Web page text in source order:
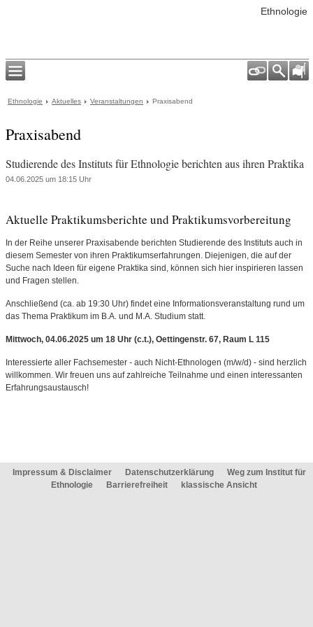
Ethnologie
Ethnologie Aktuelles Veranstaltungen Praxisabend
Praxisabend
Studierende des Instituts für Ethnologie berichten aus ihren Praktika
04.06.2025 um 18:15 Uhr
Aktuelle Praktikumsberichte und Praktikumsvorbereitung
In der Reihe unserer Praxisabende berichten Studierende des Instituts auch in
diesem Semester von ihren Praktikumserfahrungen. Diejenigen, die auf der
Suche nach Ideen für eigene Praktika sind, können sich hier inspirieren lassen
und Fragen stellen.
Anschließend (ca. ab 19:30 Uhr) findet eine Informationsveranstaltung rund um
das Thema Praktikum im B.A. und M.A. Studium statt.
Mittwoch, 04.06.2025 um 18 Uhr (c.t.), Oettingenstr. 67, Raum L 115
Interessierte aller Fachsemester - auch Nicht-Ethnologen (m/w/d) - sind herzlich
willkommen. Wir freuen uns auf zahlreiche Teilnahme und einen interessanten
Erfahrungsaustausch!
Impressum & Disclaimer Datenschutzerklärung
Weg zum Institut für
Ethnologie
Barrierefreiheit klassische Ansicht